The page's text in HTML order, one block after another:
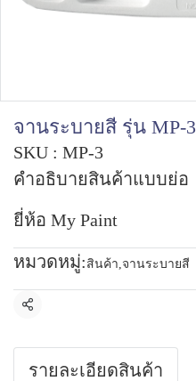
จานระบายสี รุ่น MP-3
SKU : MP-3
คำอธิบายสินค้าแบบย่อ
ยี่ห้อ My Paint
หมวดหมู่: สินค้า,จานระบายสี
แชร์
รายละเอียดสินค้า